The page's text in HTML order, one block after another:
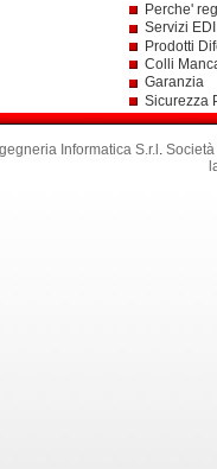
Perche'
Servizi
Prodotti
Colli
Garanzia
Sicurezza
Informatica S.r.l .